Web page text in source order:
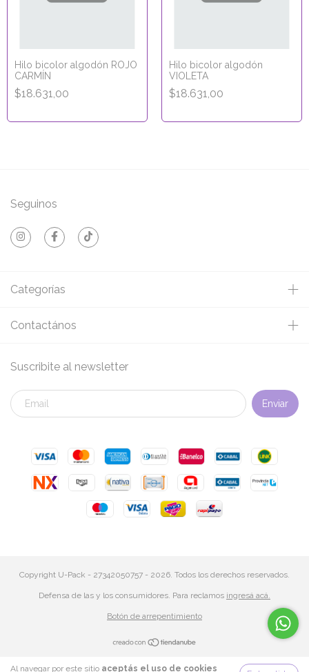
Al navegar por este sitio aceptás el uso de cookies
Hilo bicolor algodón ROJO
CARMÍN
$18.631,00
Hilo bicolor algodón
VIOLETA
$18.631,00
Seguinos
Categorías
Contactános
Suscribite al newsletter
Copyright U-Pack - 27342050757 - 2026. Todos los derechos reservados.
Defensa de las y los consumidores. Para reclamos ingresá acá.
Botón de arrepentimiento